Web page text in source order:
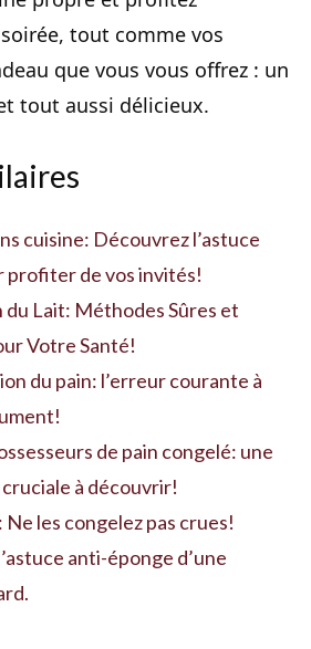
tout comme vos
que vous vous offrez : un
tout aussi délicieux.
cuisine: Découvrez l’astuce
profiter de vos invités!
du Lait: Méthodes Sûres et
Votre Santé!
du pain: l’erreur courante à
de pain congelé: une
à découvrir!
les congelez pas crues!
anti-éponge d’une